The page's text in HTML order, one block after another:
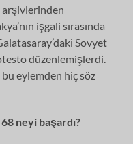
arşivlerinden
işgali sırasında
Sovyet
düzenlemişlerdi.
bu eylemden hiç söz
neyi başardı?